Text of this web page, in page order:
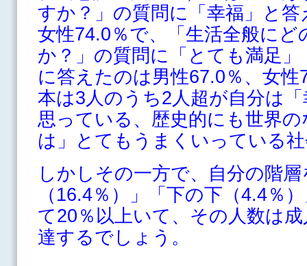
すか？」の質問に「幸福」と
女性74.0％で、「生活全般に
か？」の質問に「とても満足
に答えたのは男性67.0％、女
本は3人のうち2人超が自分は
思っている、歴史的にも世界
は」とてもうまくいっている
しかしその一方で、自分の階
（16.4％）」「下の下（4.4％
て20％以上いて、その人数は
達するでしょう。